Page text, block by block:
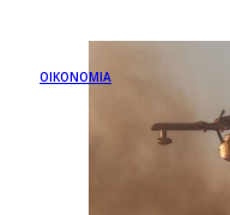
ΟΙΚΟΝΟΜΙΑ